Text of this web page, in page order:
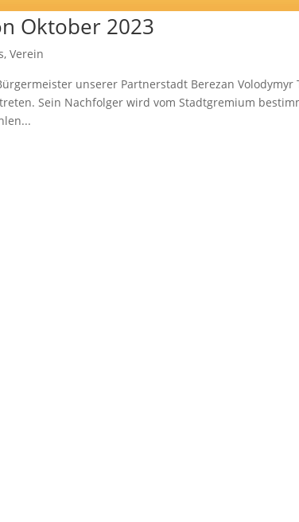
Oktober 2023
,Verein
unserer Partnerstadt Berezan Volodymyr
Sein Nachfolger wird vom Stadtgremium